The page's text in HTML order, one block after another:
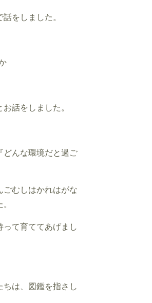
をしました。
話をしました。
どんな環境だと過ご
むしはかれはがな
て育ててあげまし
は、図鑑を指さし